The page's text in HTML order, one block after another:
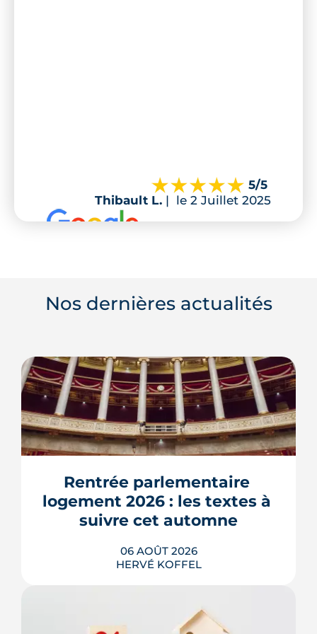
5/5
Thibault L. | le 2 Juillet 2025
Nos dernières actualités
Rentrée parlementaire
logement 2026 : les textes à
suivre cet automne
06 AOÛT 2026
HERVÉ KOFFEL